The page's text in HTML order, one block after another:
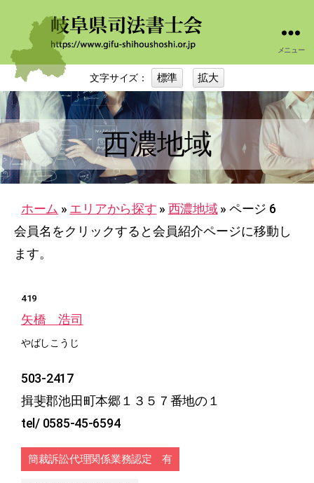
岐
阜
司
法
書
士
会
メニュー
文字サイズ： 標準 拡大
西濃地域
ホーム » エリアから探す » 西濃地域 » ページ 6
会員名をクリックすると会員紹介ページに移動し
ます。
419
矢橋 浩司
やばしこうじ
503-2417
揖斐郡池田町本郷１３５７番地の１
tel/ 0585-45-6594
簡裁訴訟代理関係業務認定 有